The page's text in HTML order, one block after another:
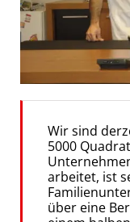
Wir sind
5000
arbeitet, ist
über eine